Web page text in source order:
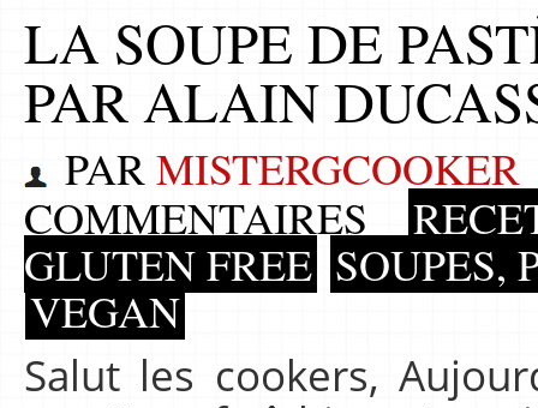
LA SOUPE DE
PAR ALAIN
PARMISTERGCOOKER
COMMENTAIRES
GLUTEN FREE SOUPES,
VEGAN
Salut les cookers,